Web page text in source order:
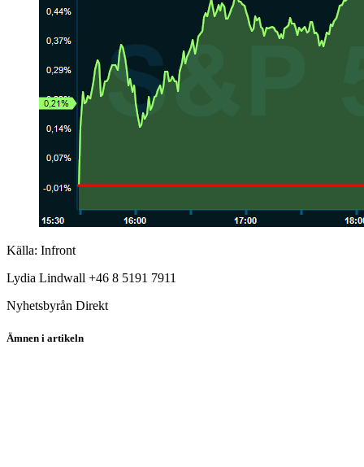
Källa: Infront
Lydia Lindwall +46 8 5191 7911
Nyhetsbyrån Direkt
Ämnen i artikeln